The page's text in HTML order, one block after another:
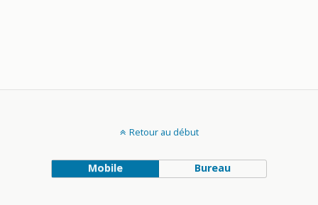
Retour au début
Mobile Bureau